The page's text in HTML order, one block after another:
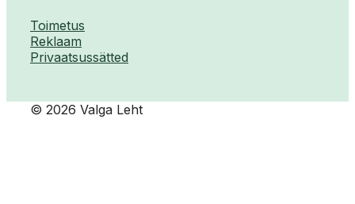
Toimetus
Reklaam
Privaatsussätted
© 2026 Valga Leht